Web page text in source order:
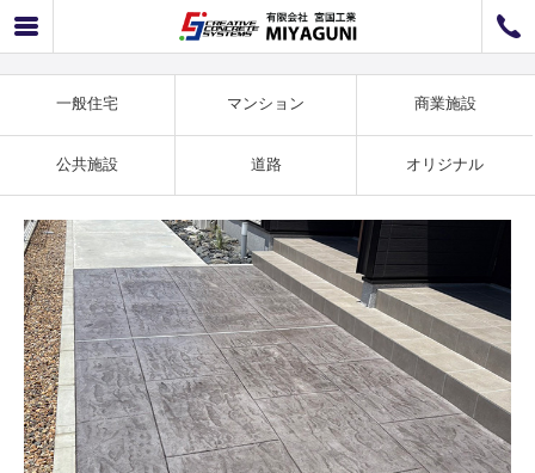
072-726-7676
お問い合わせ 工事のお見積もり
マンション事例 フィリーブルー施工例 SS-15
一般住宅 マンション 商業施設
公共施設 道路 オリジナル